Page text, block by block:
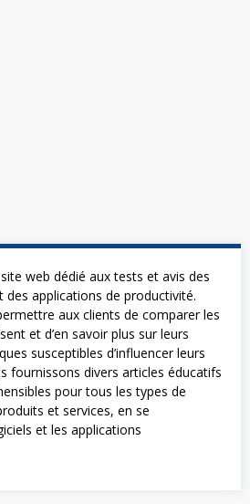
web dédié aux tests et avis des
des applications de productivité.
aux clients de comparer les
et d’en savoir plus sur leurs
susceptibles d’influencer leurs
fournissons divers articles éducatifs
pour tous les types de
et services, en se
et les applications